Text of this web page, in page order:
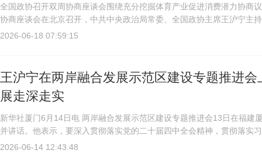
全国政协召开双周协商座谈会围绕充分挖掘体育产业促进消费潜力协商
协商座谈会在北京召开，中共中央政治局常委、全国政协主席王沪宁主
政协第四十五次双周协商座谈会6月17日在京召开，中共中央政治局...
2026-06-18 07:59:15
王沪宁在两岸融合发展示范区建设专题推进会
展走深走实
新华社厦门6月14日电 两岸融合发展示范区建设专题推进会13日在福建
并讲话。他表示，要深入贯彻落实党的二十届四中全会精神，贯彻落实
问题的总体方略，高质量建设两岸融合发展示范区，推动“十五五”时期...
2026-06-14 12:43:48